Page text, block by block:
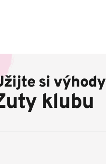
si výhody
klubu